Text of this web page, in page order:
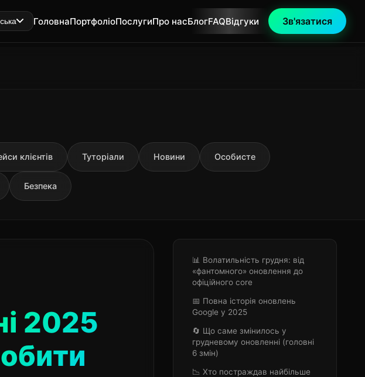
ГоловнаПортфоліоПослугиПро насБлогFAQВідгуки Зв'язатися
клієнтів Туторіали Новини Особисте
Безпека
2025
📊 Волатильність грудня: від
«фантомного» оновлення до
офіційного core
📅 Повна історія оновлень
Google у 2025
🔄 Що саме змінилось у
грудневому оновленні (головні
6 змін)
📉 Хто постраждав найбільше